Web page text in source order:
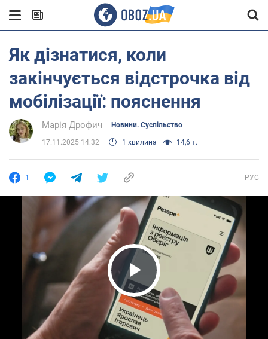
Як дізнатися, коли
закінчується відстрочка від
мобілізації: пояснення
Марія Дрофич Новини. Суспільство
17.11.2025 14:32 1 хвилина 14,6 т.
1 РУС
Play Video